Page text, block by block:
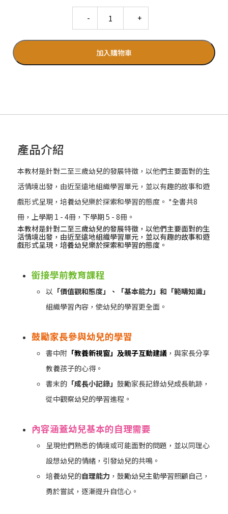
加入購物車
產品介紹
本教材是針對二至三歲幼兒的發展特徵，以他們主要面對的生
活情境出發，由近至遠地組織學習單元，並以有趣的故事和遊
戲形式呈現，培養幼兒樂於探索和學習的態度。 *全書共8
冊，上學期 1 - 4冊，下學期 5 - 8冊。
本教材是針對二至三歲幼兒的發展特徵，以他們主要面對的生
活情境出發，由近至遠地組織學習單元，並以有趣的故事和遊
戲形式呈現，培養幼兒樂於探索和學習的態度。
銜接學前教育課程
以 「價值觀和態度」、「基本能力」和「範疇知識」
組織學習內容，使幼兒的學習更全面。
鼓勵家長參與幼兒的學習
書中附「教養新視窗」及親子互動建議，與家長分享
教養孩子的心得。
書末的「成長小記錄」 鼓勵家長記錄幼兒成長軌跡，
從中觀察幼兒的學習進程。
內容涵蓋幼兒基本的自理需要
呈現他們熟悉的情境或可能面對的問題，並以同理心
設想幼兒的情緒，引發幼兒的共鳴。
培養幼兒的自理能力 ，鼓勵幼兒主動學習照顧自己，
勇於嘗試，逐漸提升自信心。